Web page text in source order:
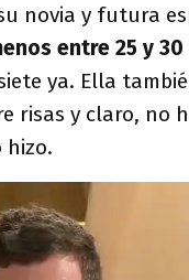
novia y futura
entre 25 y 30
ya. Ella
risas y claro, no
hizo.